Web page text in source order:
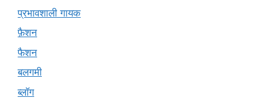
प्रभावशाली गायक
फ़ैशन
फैशन
बलगमी
ब्लॉग